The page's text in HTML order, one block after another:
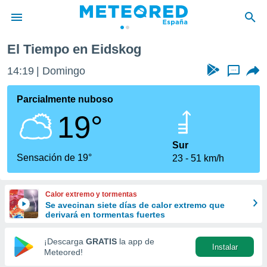
de
por
se
calidad.
a este
las
y
forma
digital
basada
El Tiempo en Eidskog
14:19 Domingo ...
Parcialmente nuboso
19°
Sensación de 19°
Sur
23
51 km/h
Calor extremo y tormentas
Se avecinan siete días de calor extremo que
derivará en tormentas fuertes
¡Descarga GRATIS la app de
Meteored!
Instalar